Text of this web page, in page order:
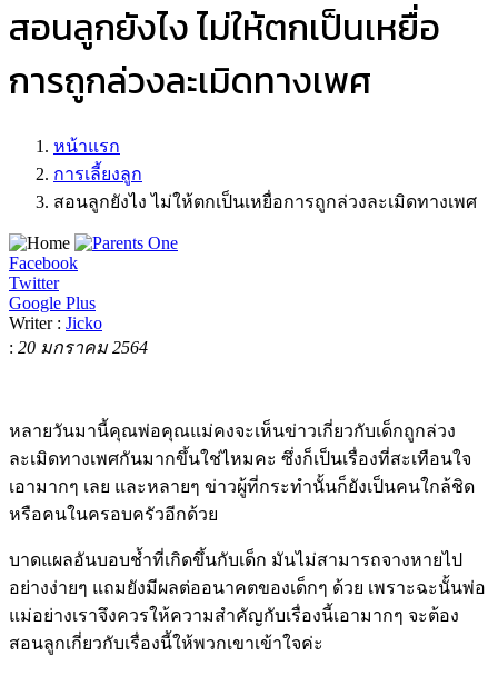
สอนลูกยังไง ไม่ให้ตกเป็นเหยื่อ
การถูกล่วงละเมิดทางเพศ
หน้าแรก
การเลี้ยงลูก
สอนลูกยังไง ไม่ให้ตกเป็นเหยื่อการถูกล่วงละเมิดทางเพศ
Facebook
Twitter
Google Plus
Writer : Jicko
: 20 มกราคม 2564
หลายวันมานี้คุณพ่อคุณแม่คงจะเห็นข่าวเกี่ยวกับเด็กถูกล่วง
ละเมิดทางเพศกันมากขึ้นใช่ไหมคะ ซึ่งก็เป็นเรื่องที่สะเทือนใจ
เอามากๆ เลย และหลายๆ ข่าวผู้ที่กระทำนั้นก็ยังเป็นคนใกล้ชิด
หรือคนในครอบครัวอีกด้วย
บาดแผลอันบอบช้ำที่เกิดขึ้นกับเด็ก มันไม่สามารถจางหายไป
อย่างง่ายๆ แถมยังมีผลต่ออนาคตของเด็กๆ ด้วย เพราะฉะนั้นพ่อ
แม่อย่างเราจึงควรให้ความสำคัญกับเรื่องนี้เอามากๆ จะต้อง
สอนลูกเกี่ยวกับเรื่องนี้ให้พวกเขาเข้าใจค่ะ